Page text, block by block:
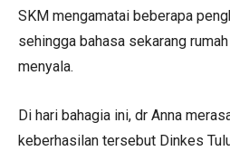
SKM mengamatai beberapa
sehingga bahasa sekarang
menyala.
Di hari bahagia ini, dr Anna
keberhasilan tersebut Dinkes